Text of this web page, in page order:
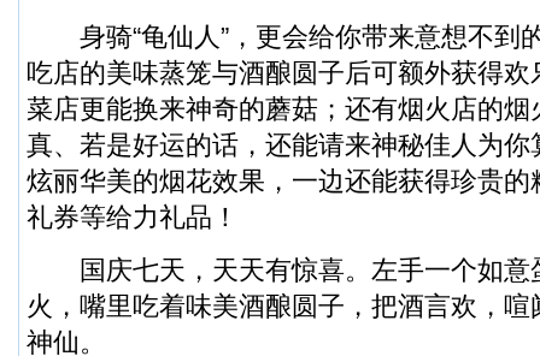
身骑“龟仙人”，更会给你带来意想不到
吃店的美味蒸笼与酒酿圆子后可额外获得
菜店更能换来神奇的蘑菇；还有烟火店的
真、若是好运的话，还能请来神秘佳人为
炫丽华美的烟花效果，一边还能获得珍贵
礼券等给力礼品！
国庆七天，天天有惊喜。左手一个如意
火，嘴里吃着味美酒酿圆子，把酒言欢，
神仙。